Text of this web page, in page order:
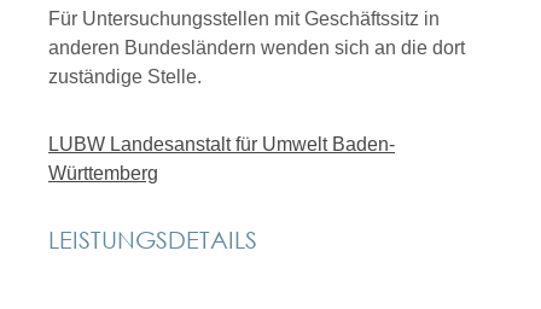
Für Untersuchungsstellen mit Geschäftssitz in
anderen Bundesländern wenden sich an die dort
zuständige Stelle.
LUBW Landesanstalt für Umwelt Baden-
Württemberg
LEISTUNGSDETAILS